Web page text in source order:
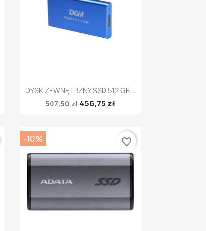
Szybki podgląd
DYSK ZEWNĘTRZNY SSD 512 GB...
507,50 zł456,75 zł
-10% favorite_border